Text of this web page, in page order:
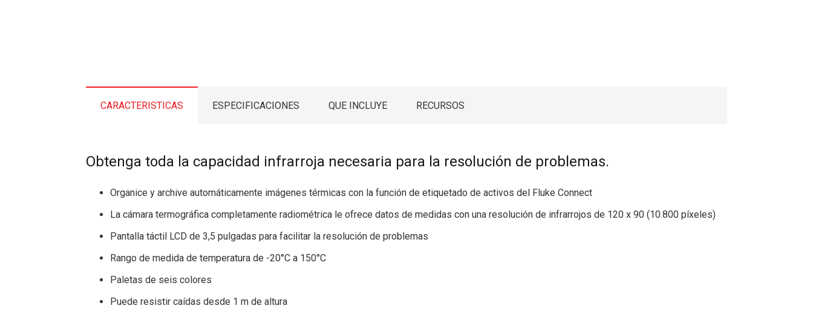
CARACTERISTICAS ESPECIFICACIONES QUE INCLUYE RECURSOS
Obtenga toda la capacidad infrarroja necesaria para la resolución de problemas.
Organice y archive automáticamente imágenes térmicas con la función de etiquetado de activos del Fluke Connect
La cámara termográfica completamente radiométrica le ofrece datos de medidas con una resolución de infrarrojos de 120 x 90 (10.800 píxeles)
Pantalla táctil LCD de 3,5 pulgadas para facilitar la resolución de problemas
Rango de medida de temperatura de -20°C a 150°C
Paletas de seis colores
Puede resistir caídas desde 1 m de altura